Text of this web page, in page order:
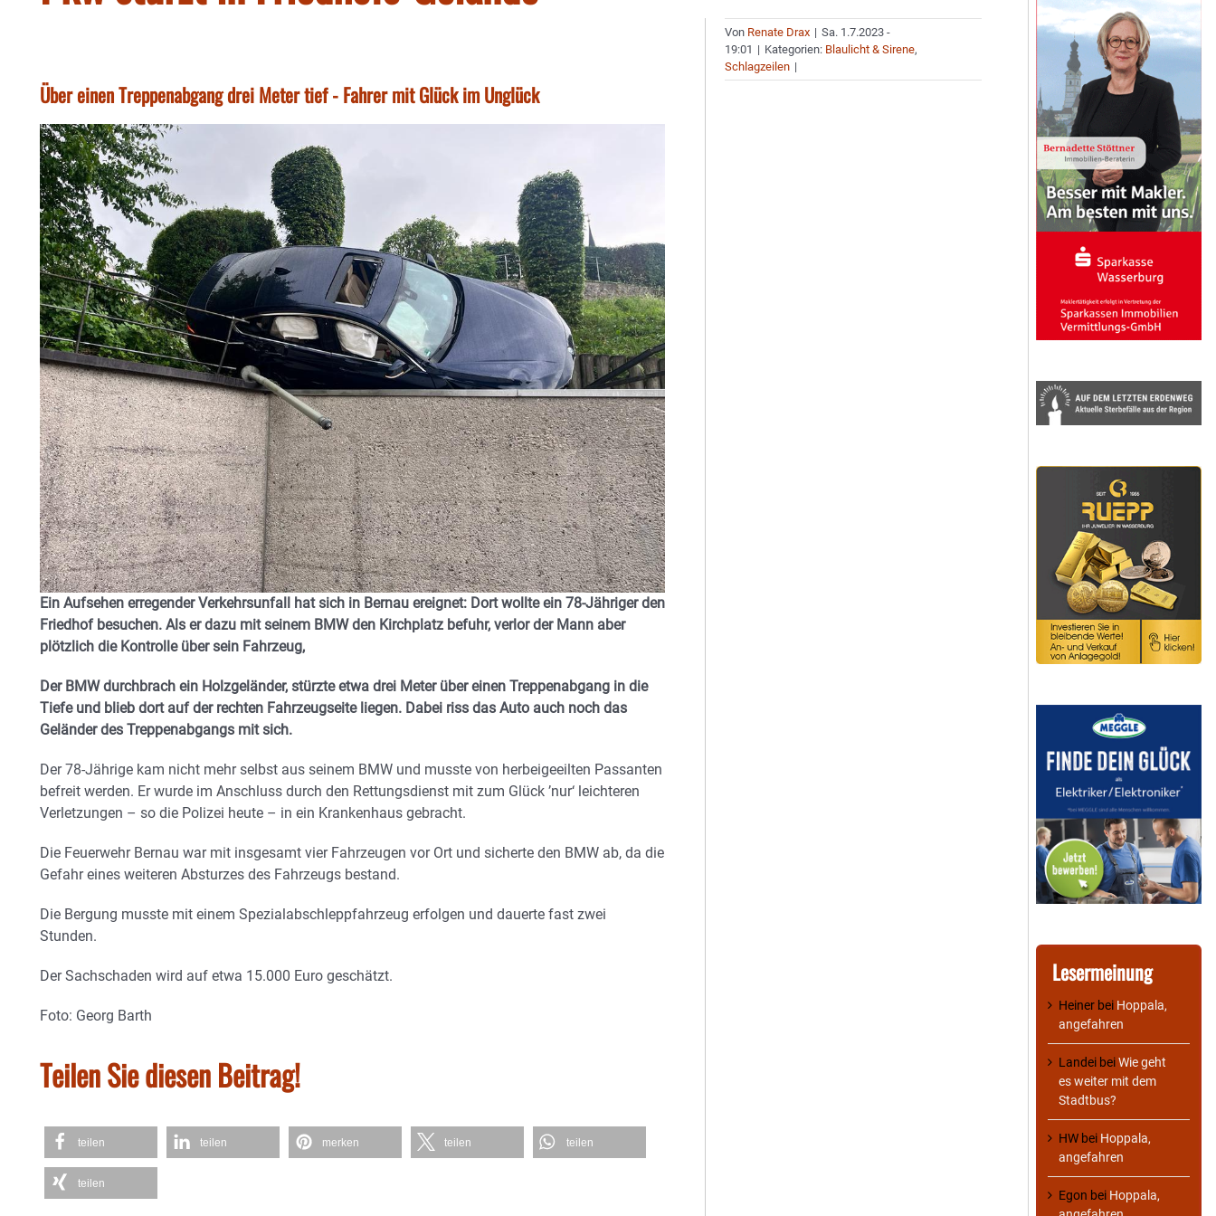
Über einen Treppenabgang drei Meter tief - Fahrer mit Glück im Unglück
Ein Aufsehen erregender Verkehrsunfall hat sich in Bernau ereignet: Dort wollte ein 78-Jähriger den
Friedhof besuchen. Als er dazu mit seinem BMW den Kirchplatz befuhr, verlor der Mann aber
plötzlich die Kontrolle über sein Fahrzeug,
Der BMW durchbrach ein Holzgeländer, stürzte etwa drei Meter über einen Treppenabgang in die
Tiefe und blieb dort auf der rechten Fahrzeugseite liegen. Dabei riss das Auto auch noch das
Geländer des Treppenabgangs mit sich.
Der 78-Jährige kam nicht mehr selbst aus seinem BMW und musste von herbeigeeilten Passanten
befreit werden. Er wurde im Anschluss durch den Rettungsdienst mit zum Glück ’nur‘ leichteren
Verletzungen – so die Polizei heute – in ein Krankenhaus gebracht.
Die Feuerwehr Bernau war mit insgesamt vier Fahrzeugen vor Ort und sicherte den BMW ab, da die
Gefahr eines weiteren Absturzes des Fahrzeugs bestand.
Die Bergung musste mit einem Spezialabschleppfahrzeug erfolgen und dauerte fast zwei
Stunden.
Der Sachschaden wird auf etwa 15.000 Euro geschätzt.
Foto: Georg Barth
Teilen Sie diesen Beitrag!
teilen teilen merken teilen teilen
teilen
Von Renate Drax | Sa. 1.7.2023 -
19:01 | Kategorien: Blaulicht & Sirene,
Schlagzeilen |
Lesermeinung
Heiner bei Hoppala,
angefahren
Landei beiWie geht
es weiter mit dem
Stadtbus?
HW bei Hoppala,
angefahren
Egon bei Hoppala,